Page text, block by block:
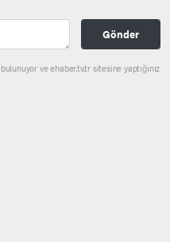
Gönder
ve ehaber.tv.tr sitesine yaptığınız